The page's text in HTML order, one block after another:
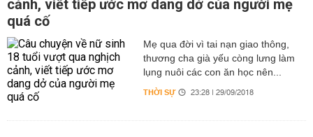
cảnh, viết tiếp ước mơ dang dở của người mẹ
quá cố
Mẹ qua đời vì tai nạn giao thông,
thương cha già yếu còng lưng làm
lụng nuôi các con ăn học nên...
THỜI SỰ 23:28 | 29/09/2018